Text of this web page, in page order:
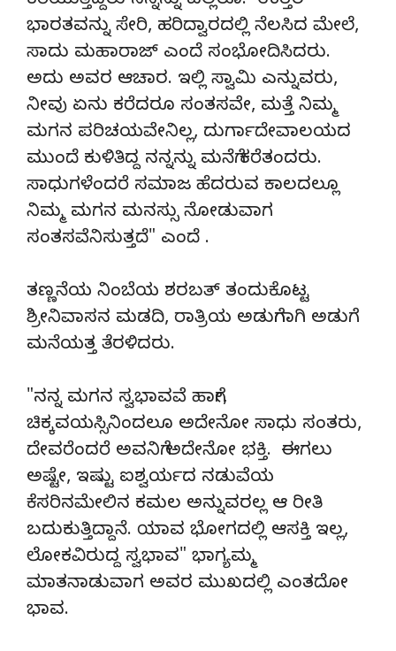
ಭಾರತವನ್ನು ಸೇರಿ, ಹರಿದ್ವಾರದಲ್ಲಿ ನೆಲಸಿದ ಮೇಲೆ,
ಸಾದು ಮಹಾರಾಜ್ ಎಂದೆ ಸಂಭೋದಿಸಿದರು.
ಅದು ಅವರ ಆಚಾರ. ಇಲ್ಲಿ ಸ್ವಾಮಿ ಎನ್ನುವರು,
ನೀವು ಏನು ಕರೆದರೂ ಸಂತಸವೇ, ಮತ್ತೆ ನಿಮ್ಮ
ಮಗನ ಪರಿಚಯವೇನಿಲ್ಲ, ದುರ್ಗಾದೇವಾಲಯದ
ಮುಂದೆ ಕುಳಿತಿದ್ದ ನನ್ನನ್ನು ಮನೆಗೆ ಕರೆತಂದರು.
ಸಾಧುಗಳೆಂದರೆ ಸಮಾಜ ಹೆದರುವ ಕಾಲದಲ್ಲೂ
ನಿಮ್ಮ ಮಗನ ಮನಸ್ಸು ನೋಡುವಾಗ
ಸಂತಸವೆನಿಸುತ್ತದೆ" ಎಂದೆ .
ತಣ್ಣನೆಯ ನಿಂಬೆಯ ಶರಬತ್ ತಂದುಕೊಟ್ಟ
ಶ್ರೀನಿವಾಸನ ಮಡದಿ, ರಾತ್ರಿಯ ಅಡುಗೆಗಾಗಿ ಅಡುಗೆ
ಮನೆಯತ್ತ ತೆರಳಿದರು.
"ನನ್ನ ಮಗನ ಸ್ವಭಾವವೆ ಹಾಗೇ,
ಚಿಕ್ಕವಯಸ್ಸಿನಿಂದಲೂ ಅದೇನೋ ಸಾಧು ಸಂತರು,
ದೇವರೆಂದರೆ ಅವನಿಗೆ ಅದೇನೋ ಭಕ್ತಿ. ಈಗಲು
ಅಷ್ಟೇ, ಇಷ್ಟು ಐಶ್ವರ್ಯದ ನಡುವೆಯ
ಕೆಸರಿನಮೇಲಿನ ಕಮಲ ಅನ್ನುವರಲ್ಲ ಆ ರೀತಿ
ಬದುಕುತ್ತಿದ್ದಾನೆ. ಯಾವ ಭೋಗದಲ್ಲಿ ಆಸಕ್ತಿ ಇಲ್ಲ,
ಲೋಕವಿರುದ್ದ ಸ್ವಭಾವ" ಭಾಗ್ಯಮ್ಮ
ಮಾತನಾಡುವಾಗ ಅವರ ಮುಖದಲ್ಲಿ ಎಂತದೋ
ಭಾವ.